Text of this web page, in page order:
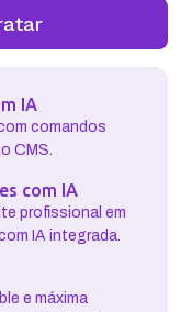
IA
comandos
CMS.
com IA
profissional em
IA integrada.
e máxima